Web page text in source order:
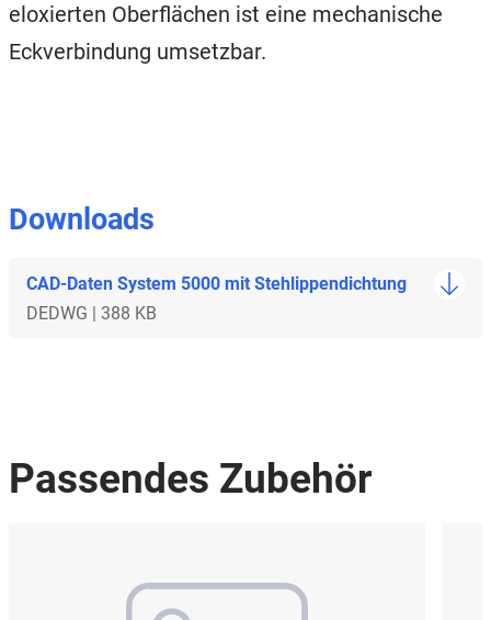
eloxierten Oberflächen ist eine mechanische
Eckverbindung umsetzbar.
Downloads
CAD-Daten System 5000 mit Stehlippendichtung
DEDWG | 388 KB
Passendes Zubehör